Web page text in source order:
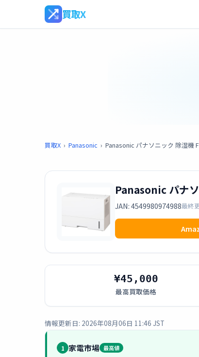
買取X
買取X › Panasonic › Panasonic パナソニック 除湿機
Panasonic パナ
JAN: 4549980974988最終
¥45,000
最高買取価格
情報更新日: 2026年08月06日 11:46 JST
1 家電市場 最高値